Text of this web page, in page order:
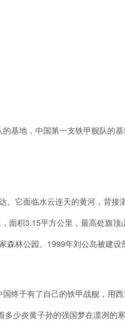
地，中国第一支铁甲舰队的
它面临水云连天的黄河，背接
面积3.15平方公里，最高处旗
林公园。1999年刘公岛被建设
于有了自己的铁甲战舰，用
少炎黄子孙的强国梦在凛冽的